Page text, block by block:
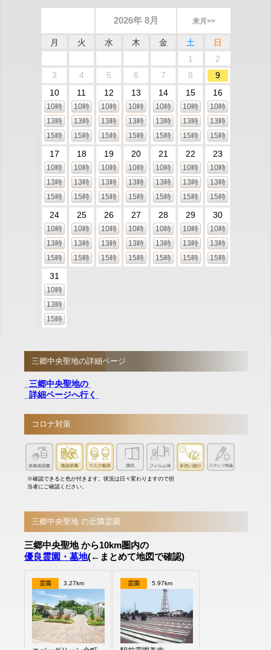
2026年 8月 来月>>
月 火 水 木 金 土
日
1
2
3
4 5 6 7 8
9
10
10時
13時
15時
11
10時
13時
15時
12
10時
13時
15時
13
10時
13時
15時
14
10時
13時
15時
15
10時
13時
15時
16
10時
13時
15時
17
10時
13時
15時
18
10時
13時
15時
19
10時
13時
15時
20
10時
13時
15時
21
10時
13時
15時
22
10時
13時
15時
23
10時
13時
15時
24
10時
13時
15時
25
10時
13時
15時
26
10時
13時
15時
27
10時
13時
15時
28
10時
13時
15時
29
10時
13時
15時
30
10時
13時
15時
31
10時
13時
15時
三郷中央聖地の詳細ページ
三郷中央聖地の
詳細ページへ行く
コロナ対策
※確認できると色が付きます。状況は日々変わりますので担
当者にご確認ください。
三郷中央聖地 の近隣霊園
三郷中央聖地 から10km圏内の
優良霊園・墓地(←まとめて地図で確認)
霊園 3.27km 霊園 5.97km